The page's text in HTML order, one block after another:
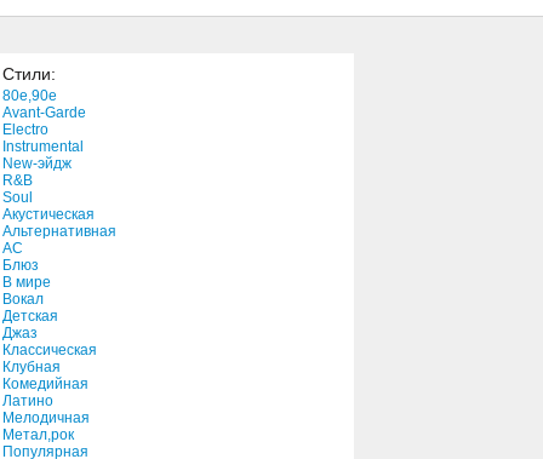
3:01
Стили:
80e,90e
Avant-Garde
Electro
Instrumental
New-эйдж
R&B
Soul
Акустическая
Альтернативная
АС
Блюз
В мире
Вокал
Детская
Джаз
Классическая
Клубная
Комедийная
Латино
Мелодичная
Метал,рок
Популярная